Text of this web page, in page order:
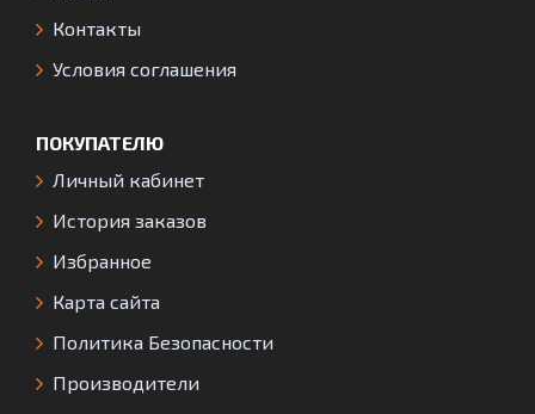
Контакты
Условия соглашения
ПОКУПАТЕЛЮ
Личный кабинет
История заказов
Избранное
Карта сайта
Политика Безопасности
Производители